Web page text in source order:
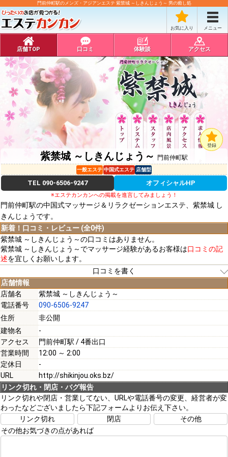
門前仲町駅のメンズ・アジアンエステ 紫禁城 ～しきんじょう～ 男の癒し処
お気に入り メニュー
店舗TOP 口コミ 体験談 アクセス
紫禁城 ～しきんじょう～ 門前仲町駅
登録
一般エステ 中国式エステ 店舗型
TEL 090-6506-9247 オフィシャルHP
※エステカンカンへの掲載を進言してみましょう！
門前仲町駅の中国式マッサージ＆リラクゼーションエステ、紫禁城 し
きんじょうです。
新着！口コミ・レビュー (全0件)
紫禁城 ～しきんじょう～の口コミはありません。
紫禁城 ～しきんじょう～でマッサージ経験があるお客様は口コミの記
述を宜しくお願いします。
口コミを書く
[必須]
[必須]
[必須]
注意事項
店舗情報
店舗名
紫禁城 ～しきんじょう～
電話番号
090-6506-9247
住所
非公開
建物名
-
アクセス
門前仲町駅 / 4番出口
営業時間
12:00 ～ 2:00
定休日
-
URL
http://shikinjou.oks.bz/
リンク切れ・閉店・バグ報告
リンク切れや閉店・営業してない、URLや電話番号の変更、経営者が変
わったなどございましたら下記フォームよりお伝え下さい。
リンク切れ
閉店
その他
その他お気づきの点があれば